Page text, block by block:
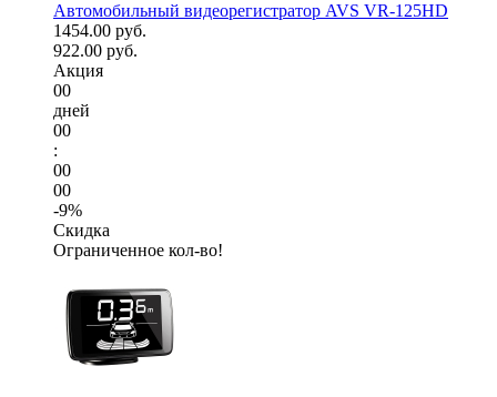
Автомобильный видеорегистратор AVS VR-125HD
1454.00 руб.
922.00 руб.
Акция
00
дней
00
:
00
00
-9%
Скидка
Ограниченное кол-во!